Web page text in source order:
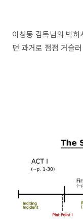
이창동 감독님의 박
던 과거로 점점 거슬